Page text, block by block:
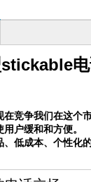
竞争我们在这个市
户缓和和方便。
、低成本、个性化